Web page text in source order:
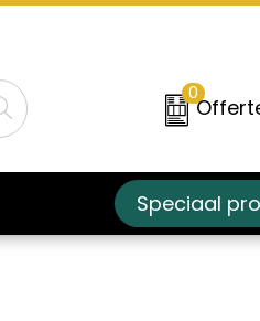
0
Speciaal